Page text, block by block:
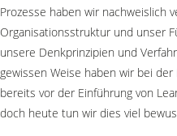
Prozesse haben wir nachweislich
Organisationsstruktur und unser
unsere Denkprinzipien und
gewissen Weise haben wir bei der
bereits vor der Einführung von
doch heute tun wir dies viel